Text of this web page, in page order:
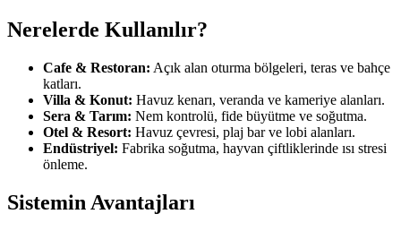
Nerelerde Kullanılır?
Cafe & Restoran: Açık alan oturma bölgeleri, teras ve bahçe
katları.
Villa & Konut: Havuz kenarı, veranda ve kameriye alanları.
Sera & Tarım: Nem kontrolü, fide büyütme ve soğutma.
Otel & Resort: Havuz çevresi, plaj bar ve lobi alanları.
Endüstriyel: Fabrika soğutma, hayvan çiftliklerinde ısı stresi
önleme.
Sistemin Avantajları